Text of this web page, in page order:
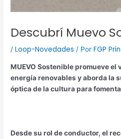
Descubrí Muevo
/Loop-Novedades / PorFGP
MUEVO Sostenible promueve el
energía renovables y aborda la
óptica de la cultura para
Desde su rol de conductor, el